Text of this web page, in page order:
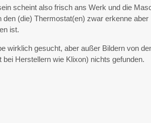
scheint also frisch ans Werk und die
(die) Thermostat(en) zwar erkenne aber
ist.
wirklich gesucht, aber außer Bildern von
Herstellern wie Klixon) nichts gefunden.